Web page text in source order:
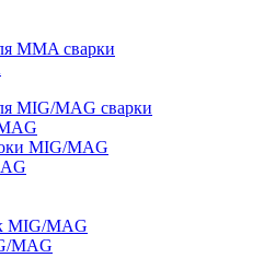
MMA сварки
MIG/MAG сварки
MIG/MAG
MIG/MAG
MAG